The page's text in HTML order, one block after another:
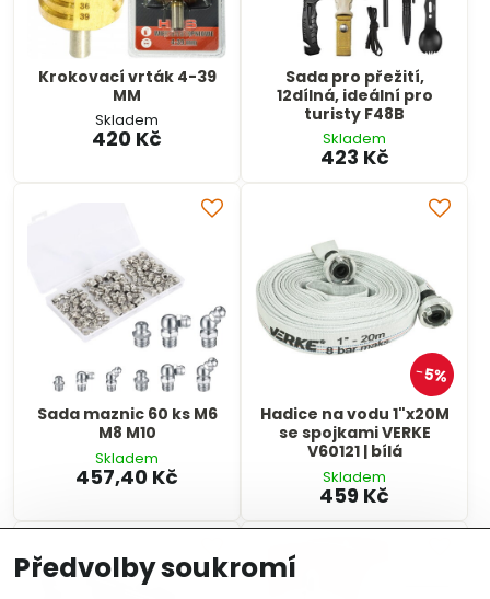
Krokovací vrták 4-39
MM
Skladem
420 Kč
Sada pro přežití,
12dílná, ideální pro
turisty F48B
Skladem
423 Kč
Sada maznic 60 ks M6
M8 M10
Skladem
457,40 Kč
5%
Hadice na vodu 1"x20M
se spojkami VERKE
V60121 | bílá
Skladem
459 Kč
Předvolby soukromí